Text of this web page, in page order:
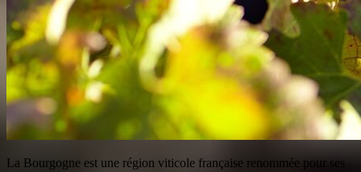
La Bourgogne est une région viticole française renommée pour ses